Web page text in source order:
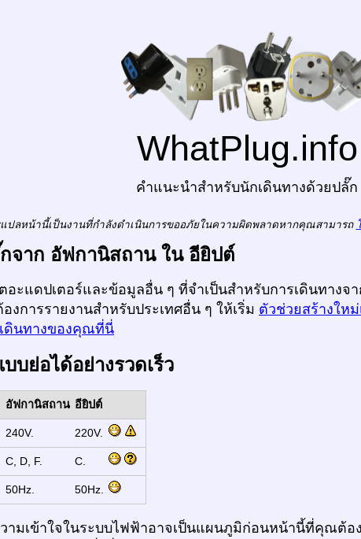
WhatPlug.info
คำแนะนำสำหรับนักเดินทางด้วยปลั๊ก
ปลหน้านี้เป็นงานที่กำลังดำเนินการขออภัยในความผิดพลาดหากคุณสามารถ
จาก อัฟกานิสถาน ใน อียิปต์
อะแดปเตอร์และข้อมูลอื่น ๆ ที่จำเป็นสำหรับการเดินทาง
การรายงานสำหรับประเทศอื่น ๆ ให้เริ่ม ตัวช่วยสร้างให
ดินทางของคุณที่นี่
บย่อได้อย่างรวดเร็ว
อัฟกานิสถาน อียิปต์
240V. 220V.
C, D, F. C.
50Hz. 50Hz.
มเข้าใจในระบบไฟฟ้าอาจเป็นแผนภูมิก่อนหน้านี้ที่คุณต้